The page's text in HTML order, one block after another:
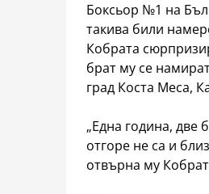
Боксьор №1 на
такива били
Кобрата
брат му се
град Коста Меса,
„Една година, две
отгоре не са и
отвърна му